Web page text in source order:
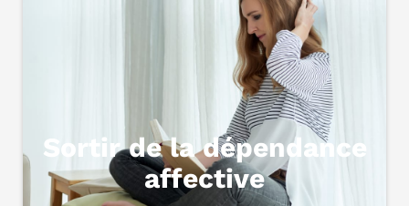
Sortir de la dépendance
affective